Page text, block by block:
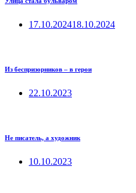
17.10.202418.10.2024
Из беспризорников – в герои
22.10.2023
Не писатель, а художник
10.10.2023